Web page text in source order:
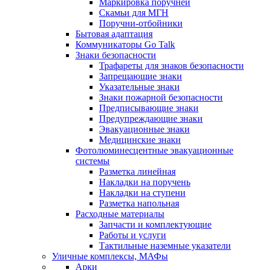
Маркировка поручней
Скамьи для МГН
Поручни-отбойники
Бытовая адаптация
Коммуникаторы Go Talk
Знаки безопасности
Трафареты для знаков безопасности
Запрещающие знаки
Указательные знаки
Знаки пожарной безопасности
Предписывающие знаки
Предупреждающие знаки
Эвакуационные знаки
Медицинские знаки
Фотолюминесцентные эвакуационные
системы
Разметка линейная
Накладки на поручень
Накладки на ступени
Разметка напольная
Расходные материалы
Запчасти и комплектующие
Работы и услуги
Тактильные наземные указатели
Уличные комплексы, МАФы
Арки